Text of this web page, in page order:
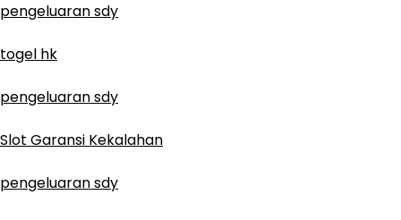
pengeluaran sdy
togel hk
pengeluaran sdy
Slot Garansi Kekalahan
pengeluaran sdy